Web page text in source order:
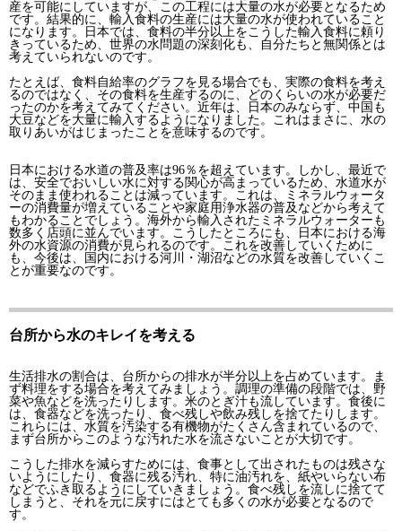
産を可能にしていますが、この工程には大量の水が必要となるため
です。結果的に、輸入食料の生産には大量の水が使われていること
になります。日本では、食料の半分以上をこうした輸入食料に頼り
きっているため、世界の水問題の深刻化も、自分たちと無関係とは
考えていられないのです。
たとえば、食料自給率のグラフを見る場合でも、実際の食料を考え
るのではなく、その食料を生産するのに、どのくらいの水が必要だ
ったのかを考えてみてください。近年は、日本のみならず、中国も
大豆などを大量に輸入するようになりました。これはまさに、水の
取りあいがはじまったことを意味するのです。
日本における水道の普及率は96％を超えています。しかし、最近で
は、安全でおいしい水に対する関心が高まっているため、水道水が
そのまま使われることは減っています。これは、ミネラルウォータ
ーの消費量が増えていることや家庭用浄水器の普及などから考えて
もわかることでしょう。海外から輸入されたミネラルウォーターも
数多く店頭に並んでいます。こうしたところにも、日本における海
外の水資源の消費が見られるのです。これを改善していくために
も、今後は、国内における河川・湖沼などの水質を改善していくこ
とが重要なのです。
台所から水のキレイを考える
生活排水の割合は、台所からの排水が半分以上を占めています。ま
ず料理をする場合を考えてみましょう。調理の準備の段階では、野
菜や魚などを洗ったりします。米のとぎ汁も流しています。食後に
は、食器などを洗ったり、食べ残しや飲み残しを捨てたりします。
これらには、水質を汚染する有機物がたくさん含まれているので、
まず台所からこのような汚れた水を流さないことが大切です。
こうした排水を減らすためには、食事として出されたものは残さな
いようにしたり、食器に残る汚れ、特に油汚れを、紙やいらない布
などでふき取るようにしていきましょう。食べ残しを流しに捨てて
しまうと、それを元に戻すにはとても多くの水が必要となるので
す。